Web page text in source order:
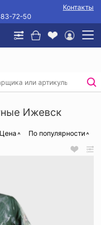
Контакты
72-50
Костюмы влагозащитные
Ижевск
Цена
По популярности